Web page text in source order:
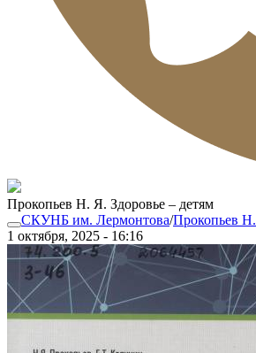
Прокопьев Н. Я. Здоровье – детям
СКУНБ им. Лермонтова/Прокопьев
1 октября, 2025 - 16:16